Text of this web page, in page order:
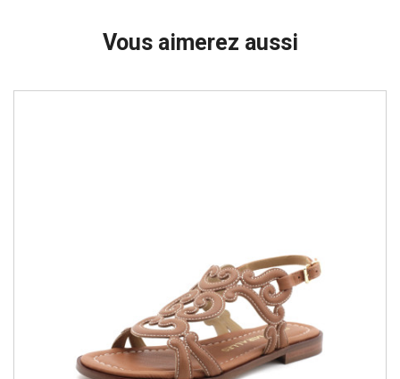
Vous aimerez aussi